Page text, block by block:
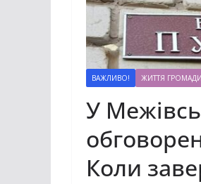
ВАЖЛИВО! ЖИТТЯ ГРОМАДИ
У
Коли